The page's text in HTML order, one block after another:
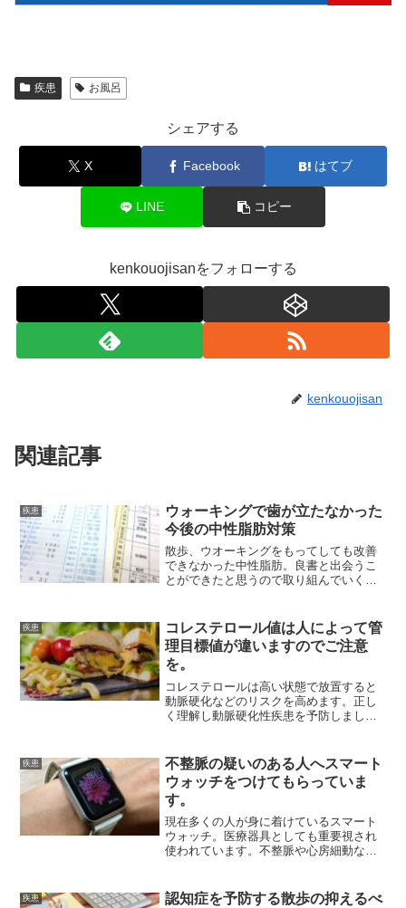
疾患 お風呂
シェアする
X Facebook はてブ
LINE コピー
kenkouojisanをフォローする
kenkouojisan
関連記事
疾患
ウォーキングで歯が立たなかった
今後の中性脂肪対策
散歩、ウオーキングをもってしても改善
できなかった中性脂肪。良書と出会うこ
とができたと思うので取り組んでいくこ
疾患
コレステロール値は人によって管
理目標値が違いますのでご注意
を。
コレステロールは高い状態で放置すると
動脈硬化などのリスクを高めます。正し
く理解し動脈硬化性疾患を予防しましょ
疾患
不整脈の疑いのある人へスマート
ウォッチをつけてもらっていま
す。
現在多くの人が身に着けているスマート
ウォッチ。医療器具としても重要視され
使われています。不整脈や心房細動など
い。
疾患
認知症を予防する散歩の抑えるべ